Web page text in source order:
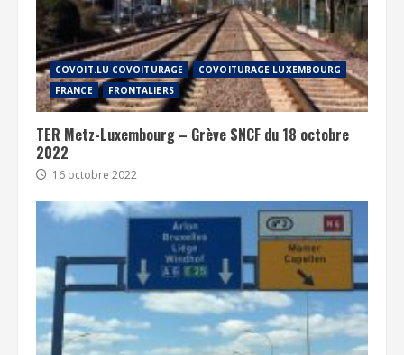
COVOIT.LU COVOITURAGE
COVOITURAGE LUXEMBOURG
FRANCE
FRONTALIERS
TER Metz-Luxembourg – Grève SNCF du 18 octobre
2022
16 octobre 2022